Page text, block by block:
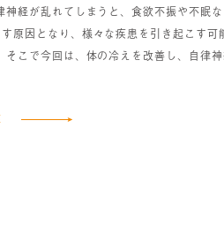
神経が乱れてしまうと、食欲不振や不眠
原因となり、様々な疾患を引き起こす可
そこで今回は、体の冷えを改善し、自律